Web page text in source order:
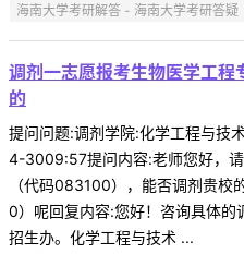
海南大学考研解答 - 海南大学考研答疑
调剂一志愿报考生物医学工
的
提问问题:调剂学院:化学工程与
4-3009:57提问内容:老师您好，
（代码083100），能否调剂贵
0）呢回复内容:您好！咨询具体的
招生办。化学工程与技术 ...